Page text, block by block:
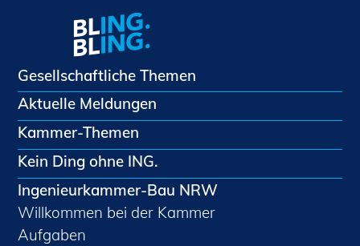
Gesellschaftliche Themen
Aktuelle Meldungen
Kammer-Themen
Kein Ding ohne ING.
Ingenieurkammer-Bau NRW
Willkommen bei der Kammer
Aufgaben